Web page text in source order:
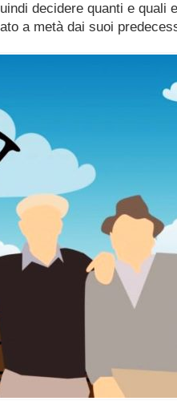
decidere quanti e quali
a metà dai suoi